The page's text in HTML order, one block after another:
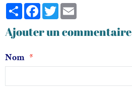
PartagerFacebook
Twitter
Ajouter un commentaire
Nom